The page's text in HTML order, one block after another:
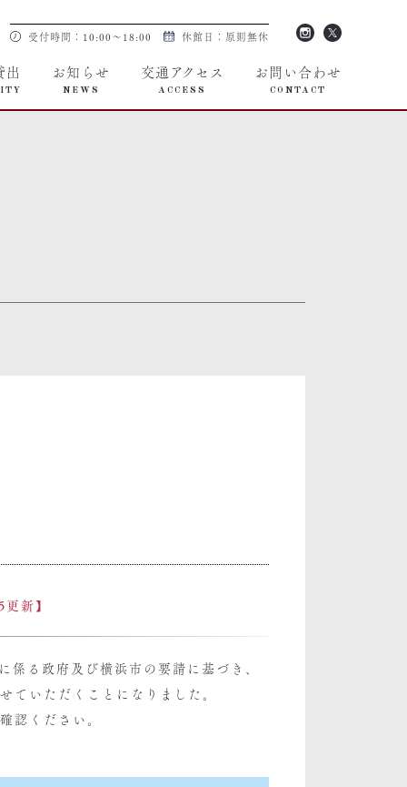
出 お知らせ
NEWS
交通アクセス
ACCESS
お問い合わせ
CONTACT
受付時間：10:00～18:00 休館日：原則無休
新】
る政府及び横浜市の要請に基づき、
いただくことになりました。
認ください。